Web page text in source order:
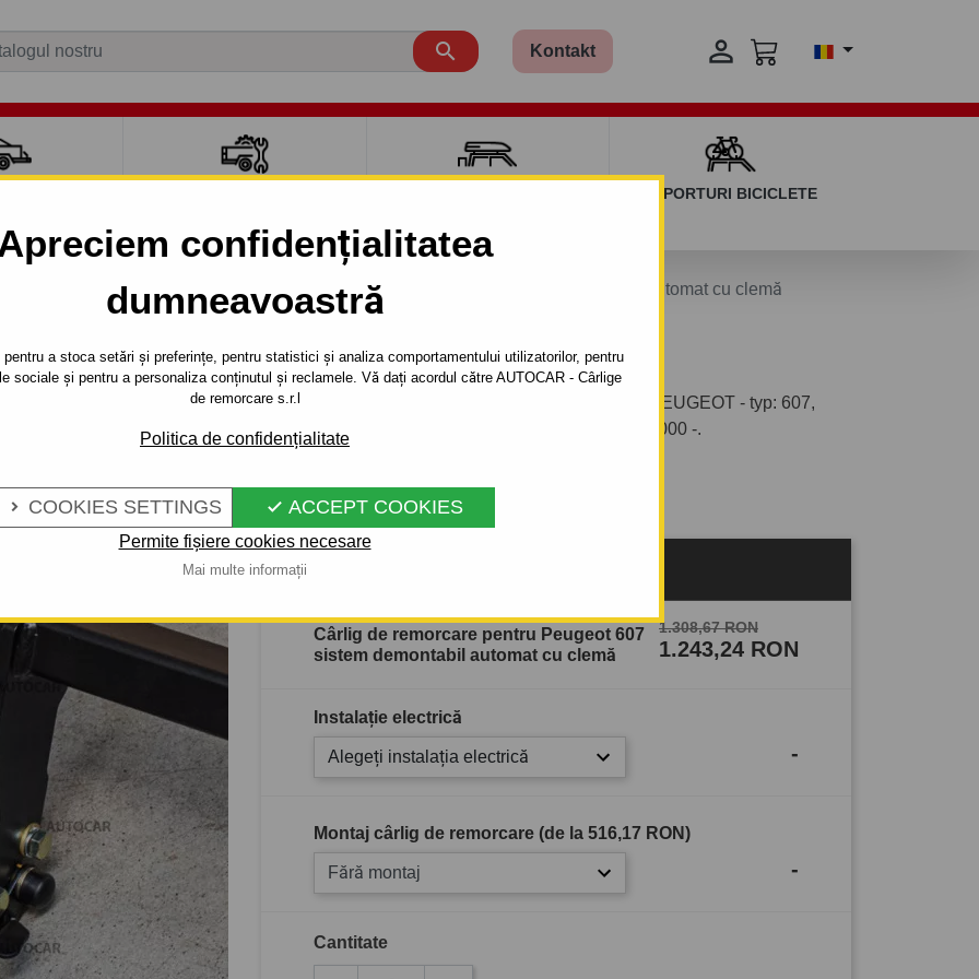
confidențialitatea
dumneavoastră
a stoca setări și preferințe, pentru statistici și analiza comportamentului utilizatorilor, pentru
sociale și pentru a personaliza conținutul și reclamele. Vă dați acordul către AUTOCAR - Cârlige
de remorcare s.r.l
Politica de confidențialitate
 COOKIES SETTINGS  ACCEPT COOKIES
Permite fișiere cookies necesare
Mai multe informații
 Kontakt 
SUPORTURI BICICLETE
2001 - Cârlig de remorcare pentru Peugeot 607 sistem demontabil automat cu clemă
PENTRU
Referinta: F 36 Au
Cârlig de remorcare demontabil pentru autoturism PEUGEOT - typ: 607,
seria : -.Anul de fabricaţie a autoturismului: din 01.2000 -.
Cârlig de remorcare pentru Peugeot 607
sistem demontabil automat cu clemă
1.308,67 RON
1.243,24 RON
Instalație electrică
Alegeți instalația electrică -
Montaj cârlig de remorcare (de la 516,17 RON)
Fără montaj -
Cantitate